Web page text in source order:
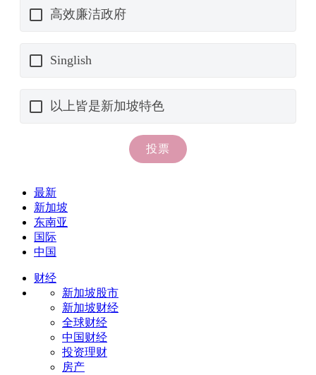
最新
新加坡
东南亚
国际
中国
财经
新加坡股市
新加坡财经
全球财经
中国财经
投资理财
房产